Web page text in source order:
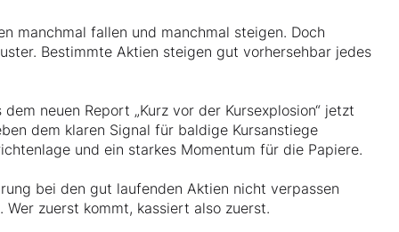
manchmal fallen und manchmal steigen. Doch
Bestimmte Aktien steigen gut vorhersehbar jedes
neuen Report „Kurz vor der Kursexplosion“ jetzt
dem klaren Signal für baldige Kursanstiege
und ein starkes Momentum für die Papiere.
bei den gut laufenden Aktien nicht verpassen
zuerst kommt, kassiert also zuerst.